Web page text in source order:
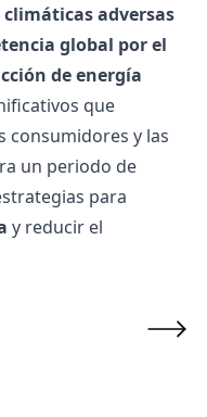
adversas
global por el
de energía
que
consumidores y las
un periodo de
para
y reducir el